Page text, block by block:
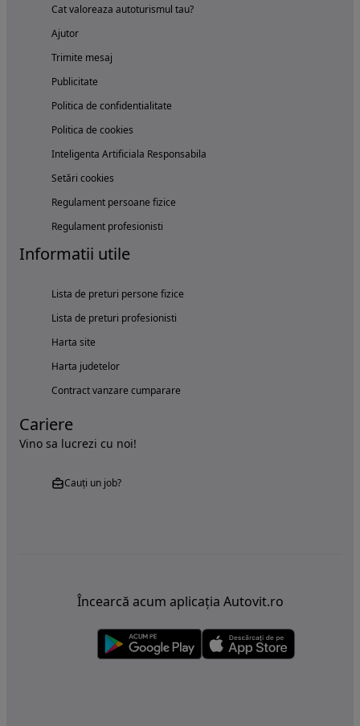
Cat valoreaza autoturismul tau?
Ajutor
Trimite mesaj
Publicitate
Politica de confidentialitate
Politica de cookies
Inteligenta Artificiala Responsabila
Setări cookies
Regulament persoane fizice
Regulament profesionisti
Informatii utile
Lista de preturi persone fizice
Lista de preturi profesionisti
Harta site
Harta judetelor
Contract vanzare cumparare
Cariere
Vino sa lucrezi cu noi!
Cauți un job?
Încearcă acum aplicația Autovit.ro